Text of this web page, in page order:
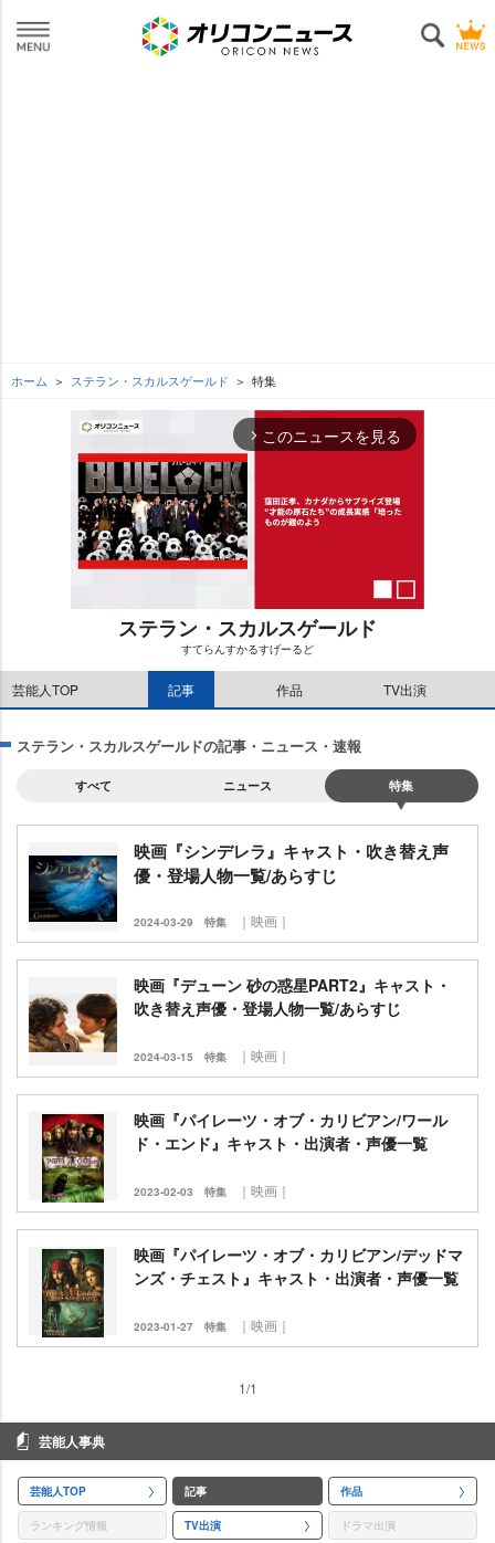
ホーム ステラン・スカルスゲールド 特集
arrow_forward_ios このニュースを見る
M
t
e
ステラン・スカルスゲールド
すてらんすかるすげーるど
芸能人TOP 記事 作品 TV出演
ステラン・スカルスゲールドの記事・ニュース・速報
すべて ニュース 特集
映画『シンデレラ』キャスト・吹き替え声
優・登場人物一覧/あらすじ
2024-03-29 特集 ｜映画｜
映画『デューン 砂の惑星PART2』キャスト・
吹き替え声優・登場人物一覧/あらすじ
2024-03-15 特集 ｜映画｜
映画『パイレーツ・オブ・カリビアン/ワール
ド・エンド』キャスト・出演者・声優一覧
2023-02-03 特集 ｜映画｜
映画『パイレーツ・オブ・カリビアン/デッドマ
ンズ・チェスト』キャスト・出演者・声優一覧
2023-01-27 特集 ｜映画｜
1/1
芸能人事典
芸能人TOP 記事 作品
ランキング情報 TV出演 ドラマ出演